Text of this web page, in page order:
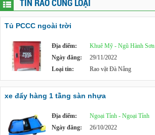
TIN RAO CÙNG LOẠI
Tủ PCCC ngoài trời
Địa điểm:
Khuê Mỹ - Ngũ Hành Sơn
Ngày đăng:
29/11/2022
Loại tin:
Rao vặt Đà Nẵng
xe đẩy hàng 1 tầng sàn nhựa
Địa điểm:
Ngoại Tỉnh - Ngoại Tỉnh
Ngày đăng:
26/10/2022